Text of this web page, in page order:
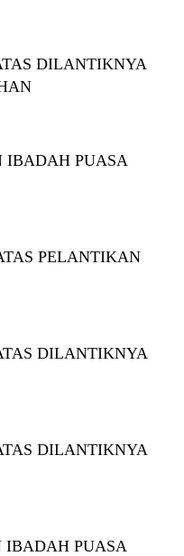
DILANTIKNYA
IBADAH PUASA
PELANTIKAN
DILANTIKNYA
DILANTIKNYA
PUASA